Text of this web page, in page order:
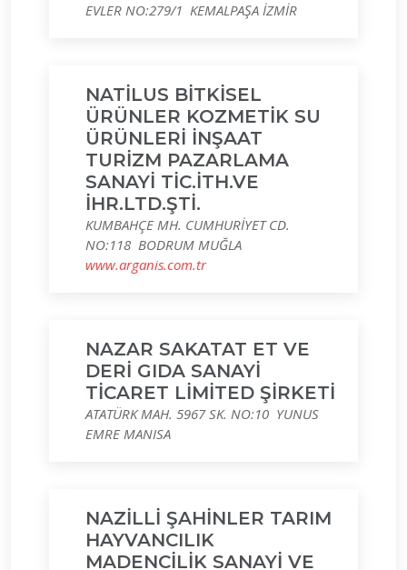
EVLER NO:279/1 KEMALPAŞA İZMİR
NATİLUS BİTKİSEL
ÜRÜNLER KOZMETİK SU
ÜRÜNLERİ İNŞAAT
TURİZM PAZARLAMA
SANAYİ TİC.İTH.VE
İHR.LTD.ŞTİ.
KUMBAHÇE MH. CUMHURİYET CD.
NO:118 BODRUM MUĞLA
www.arganis.com.tr
NAZAR SAKATAT ET VE
DERİ GIDA SANAYİ
TİCARET LİMİTED ŞİRKETİ
ATATÜRK MAH. 5967 SK. NO:10 YUNUS
EMRE MANISA
NAZİLLİ ŞAHİNLER TARIM
HAYVANCILIK
MADENCİLİK SANAYİ VE